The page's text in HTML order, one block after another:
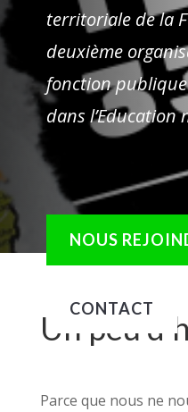
territoriale de la
deuxième
fonction publique
dans l’Education
NOUS
CONTACT
Un peu
Parce que nous ne